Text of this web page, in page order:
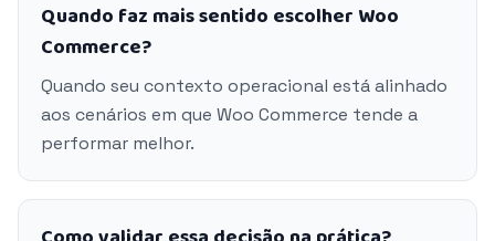
Quando faz mais sentido escolher Woo
Commerce?
Quando seu contexto operacional está alinhado
aos cenários em que Woo Commerce tende a
performar melhor.